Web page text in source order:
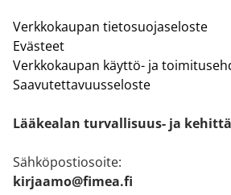
Verkkokaupan tietosuojaseloste
Evästeet
Verkkokaupan käyttö- ja
Saavutettavuusseloste
Lääkealan turvallisuus- ja
Sähköpostiosoite:
kirjaamo@fimea.fi